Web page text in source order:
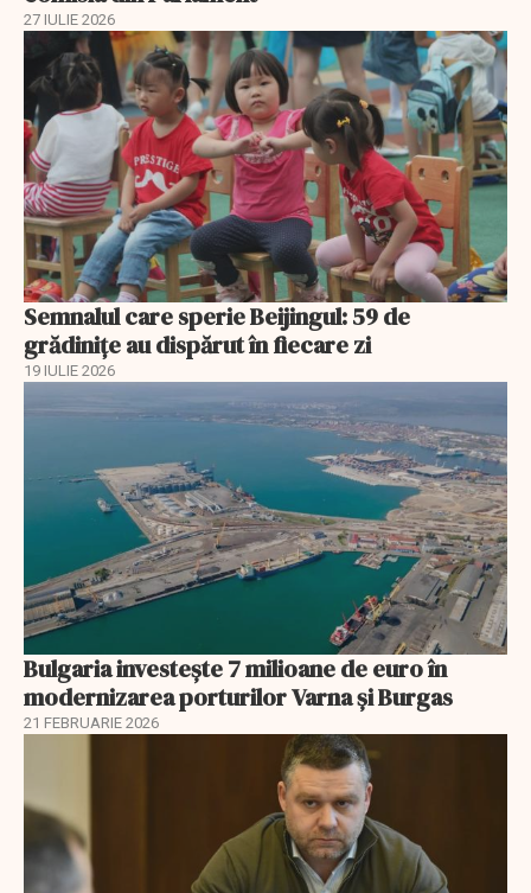
27 IULIE 2026
Semnalul care sperie Beijingul: 59 de
grădinițe au dispărut în fiecare zi
19 IULIE 2026
Bulgaria investește 7 milioane de euro în
modernizarea porturilor Varna și Burgas
21 FEBRUARIE 2026